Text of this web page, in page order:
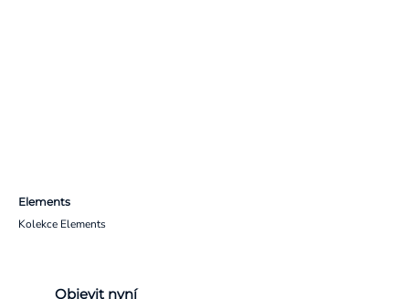
Elements
Kolekce Elements
Objevit nyní